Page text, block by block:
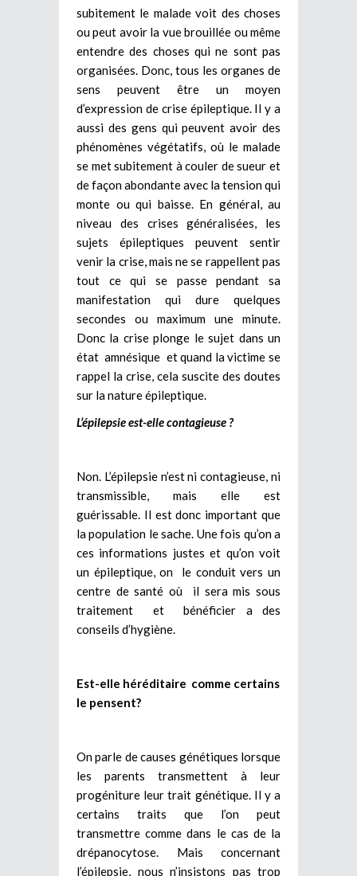
subitement le malade voit des choses
ou peut avoir la vue brouillée ou même
entendre des choses qui ne sont pas
organisées. Donc, tous les organes de
sens peuvent être un moyen
d’expression de crise épileptique. Il y a
aussi des gens qui peuvent avoir des
phénomènes végétatifs, où le malade
se met subitement à couler de sueur et
de façon abondante avec la tension qui
monte ou qui baisse. En général, au
niveau des crises généralisées, les
sujets épileptiques peuvent sentir
venir la crise, mais ne se rappellent pas
tout ce qui se passe pendant sa
manifestation qui dure quelques
secondes ou maximum une minute.
Donc la crise plonge le sujet dans un
état amnésique et quand la victime se
rappel la crise, cela suscite des doutes
sur la nature épileptique.
L’épilepsie est-elle contagieuse ?
Non. L’épilepsie n’est ni contagieuse, ni
transmissible, mais elle est
guérissable. Il est donc important que
la population le sache. Une fois qu’on a
ces informations justes et qu’on voit
un épileptique, on le conduit vers un
centre de santé où il sera mis sous
traitement et bénéficier a des
conseils d’hygiène.
Est-elle héréditaire comme certains
le pensent?
On parle de causes génétiques lorsque
les parents transmettent à leur
progéniture leur trait génétique. Il y a
certains traits que l’on peut
transmettre comme dans le cas de la
drépanocytose. Mais concernant
l’épilepsie, nous n’insistons pas trop